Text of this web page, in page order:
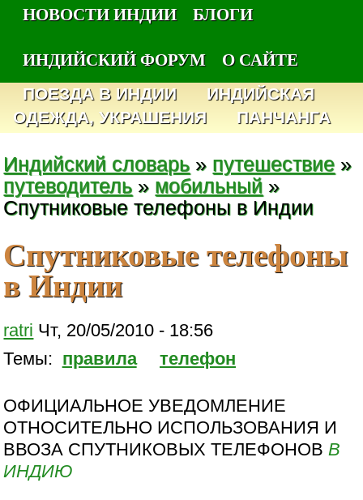
НОВОСТИ ИНДИИ
БЛОГИ
ИНДИЙСКИЙ ФОРУМ
О САЙТЕ
ПОЕЗДА В ИНДИИ
ИНДИЙСКАЯ
ОДЕЖДА, УКРАШЕНИЯ
ПАНЧАНГА
Индийский словарь » путешествие »
путеводитель » мобильный »
Спутниковые телефоны в Индии
Спутниковые телефоны
в Индии
ratri Чт, 20/05/2010 - 18:56
Темы: правила телефон
ОФИЦИАЛЬНОЕ УВЕДОМЛЕНИЕ
ОТНОСИТЕЛЬНО ИСПОЛЬЗОВАНИЯ И
ВВОЗА СПУТНИКОВЫХ ТЕЛЕФОНОВ В
ИНДИЮ